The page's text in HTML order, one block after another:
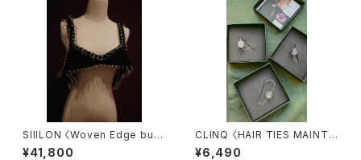
SIIILON 〈Woven Edge bust
ier〉
¥41,800
CLINQ 〈HAIR TIES MAINTE
NANCE〉
¥6,490